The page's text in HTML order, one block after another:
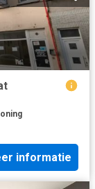
informatie